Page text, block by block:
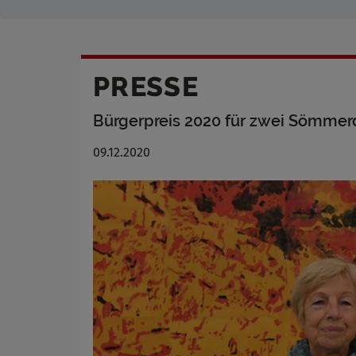
PRESSE
Bürgerpreis 2020 für zwei
09.12.2020